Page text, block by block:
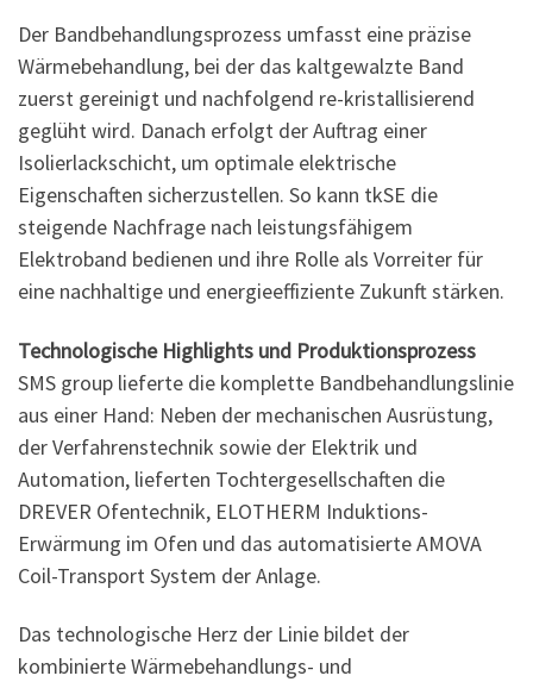
Der Bandbehandlungsprozess umfasst eine präzise
Wärmebehandlung, bei der das kaltgewalzte Band
zuerst gereinigt und nachfolgend re-kristallisierend
geglüht wird. Danach erfolgt der Auftrag einer
Isolierlackschicht, um optimale elektrische
Eigenschaften sicherzustellen. So kann tkSE die
steigende Nachfrage nach leistungsfähigem
Elektroband bedienen und ihre Rolle als Vorreiter für
eine nachhaltige und energieeffiziente Zukunft stärken.
Technologische Highlights und Produktionsprozess
SMS group lieferte die komplette Bandbehandlungslinie
aus einer Hand: Neben der mechanischen Ausrüstung,
der Verfahrenstechnik sowie der Elektrik und
Automation, lieferten Tochtergesellschaften die
DREVER Ofentechnik, ELOTHERM Induktions-
Erwärmung im Ofen und das automatisierte AMOVA
Coil-Transport System der Anlage.
Das technologische Herz der Linie bildet der
kombinierte Wärmebehandlungs- und